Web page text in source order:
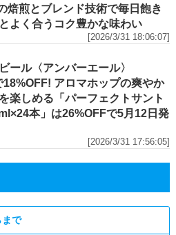
焙煎とブレンド技術で毎日飽き
よく合うコク豊かな味わい
[2026/3/31 18:06:07]
ール〈アンバーエール〉
アロマホップの爽やか
楽しめる「パーフェクトサント
本」は26%OFFで5月12日発
[2026/3/31 17:56:05]
まで